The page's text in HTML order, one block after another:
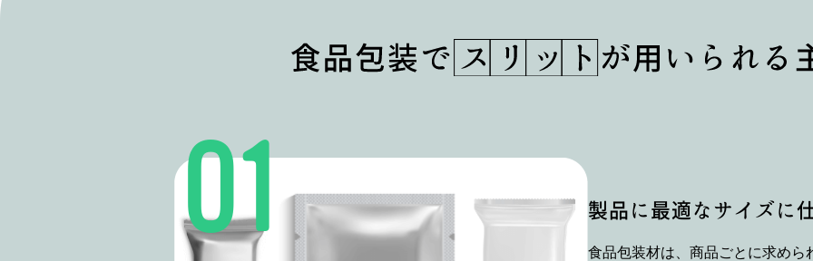
製品に最適な サイズに
食品包装材は、商品ごとに求め